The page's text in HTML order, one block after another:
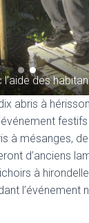
de
jardins
abris à
à mésanges,
d’anciens
à
l’événement